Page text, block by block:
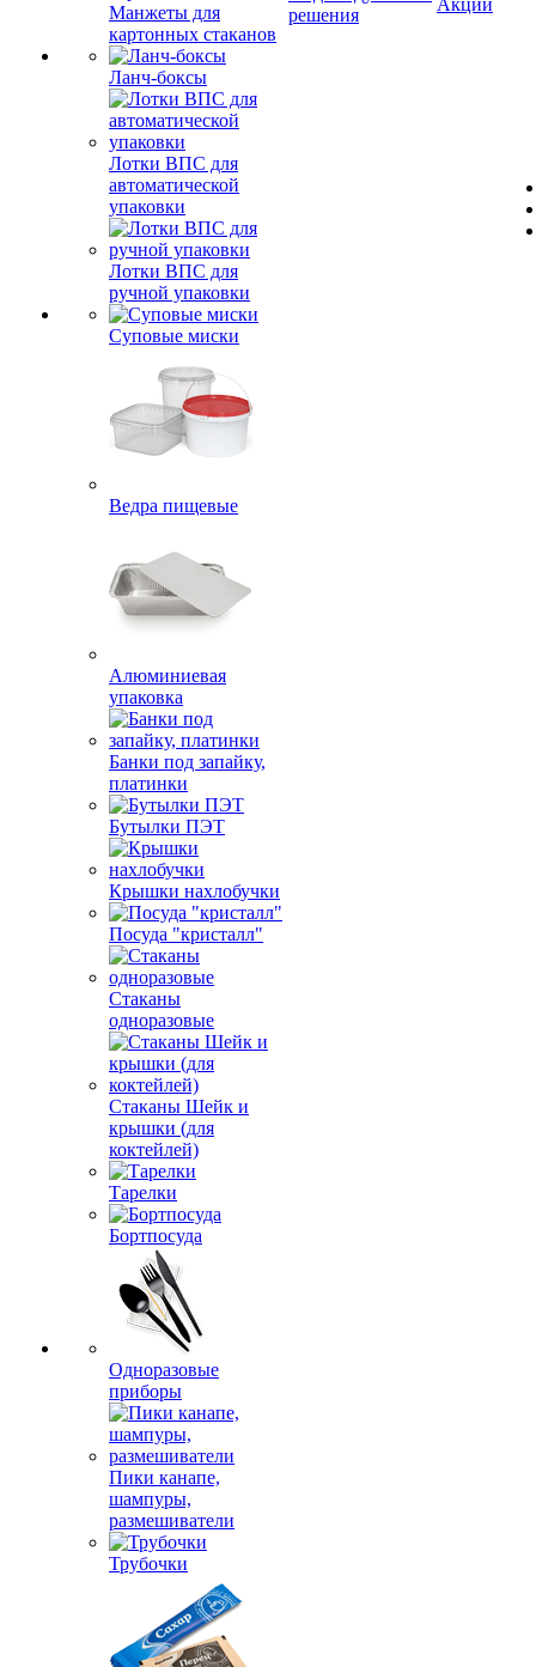
Манжеты для
картонных стаканов
Ланч-боксы
Лотки ВПС для
автоматической
упаковки
Лотки ВПС для
ручной упаковки
Суповые миски
Ведра пищевые
Алюминиевая
упаковка
Банки под запайку,
платинки
Бутылки ПЭТ
Крышки нахлобучки
Посуда "кристалл"
Стаканы
одноразовые
Стаканы Шейк и
крышки (для
коктейлей)
Тарелки
Бортпосуда
Одноразовые
приборы
Пики канапе,
шампуры,
размешиватели
Трубочки
решения
Акции